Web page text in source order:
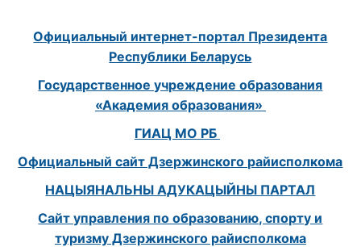
Официальный интернет-портал Президента
Республики Беларусь
Государственное учреждение образования
«Академия образования»
ГИАЦ МО РБ
Официальный сайт Дзержинского райисполкома
НАЦЫЯНАЛЬНЫ АДУКАЦЫЙНЫ ПАРТАЛ
Сайт управления по образованию, спорту и
туризму Дзержинского райисполкома